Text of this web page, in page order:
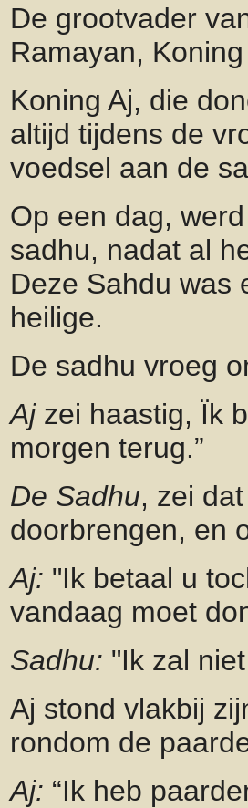
De grootvader
Ramayan, Koning
Koning Aj, die
altijd tijdens de
voedsel aan de
Op een dag,
sadhu, nadat al
Deze Sahdu was
heilige.
De sadhu vroeg
Aj zei haastig, Ïk
morgen terug.”
De Sadhu, zei
doorbrengen, en
Aj: "Ik betaal u
vandaag moet
Sadhu: "Ik zal
Aj stond vlakbij
rondom de
Aj: “Ik heb